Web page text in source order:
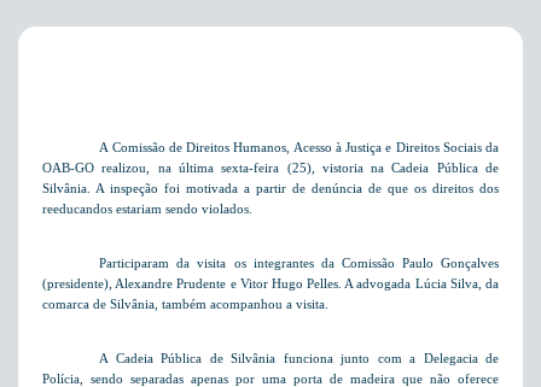
A Comissão de Direitos Humanos, Acesso à Justiça e Direitos Sociais da
OAB-GO realizou, na última sexta-feira (25), vistoria na Cadeia Pública de
Silvânia. A inspeção foi motivada a partir de denúncia de que os direitos dos
reeducandos estariam sendo violados.
Participaram da visita os integrantes da Comissão Paulo Gonçalves
(presidente), Alexandre Prudente e Vitor Hugo Pelles. A advogada Lúcia Silva, da
comarca de Silvânia, também acompanhou a visita.
A Cadeia Pública de Silvânia funciona junto com a Delegacia de
Polícia, sendo separadas apenas por uma porta de madeira que não oferece